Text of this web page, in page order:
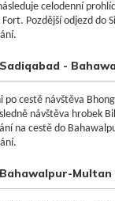
celodenní
Pozdější odjezd do
-
po cestě návštěva
návštěva hrobek
na cestě do
Multan